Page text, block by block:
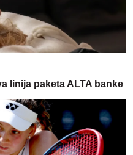
linija paketa ALTA banke